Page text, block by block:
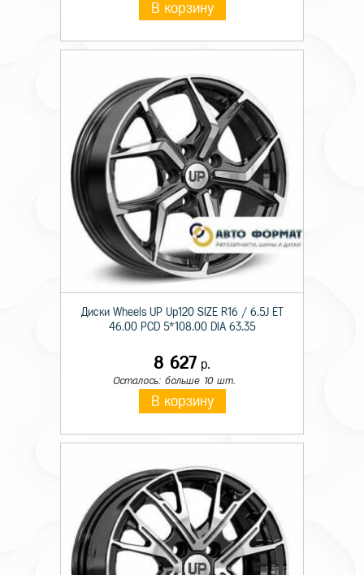
В корзину
Диски Wheels UP Up120 SIZE R16 / 6.5J ET
46.00 PCD 5*108.00 DIA 63.35
8 627 р.
Осталось: больше 10 шт.
В корзину